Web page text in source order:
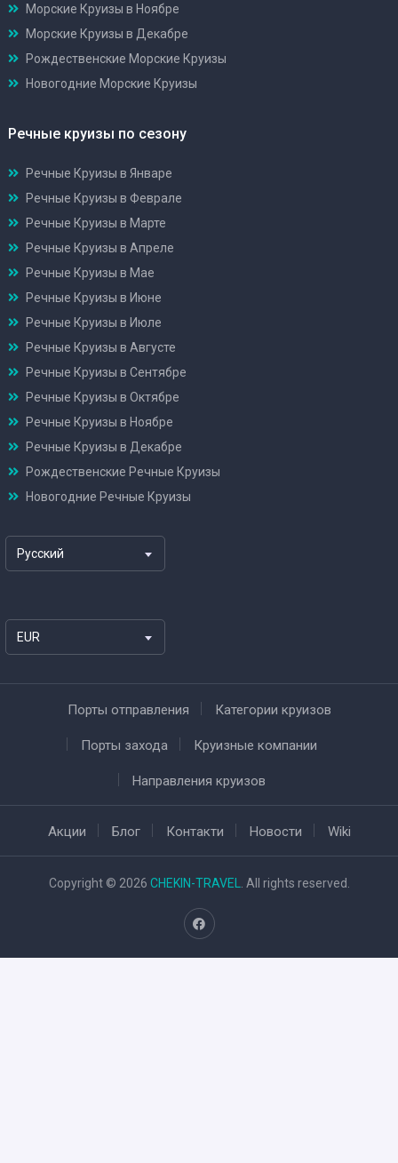
Морские Круизы в Ноябре
Морские Круизы в Декабре
Рождественские Морские Круизы
Новогодние Морские Круизы
Речные круизы по сезону
Речные Круизы в Январе
Речные Круизы в Феврале
Речные Круизы в Марте
Речные Круизы в Апреле
Речные Круизы в Мае
Речные Круизы в Июне
Речные Круизы в Июле
Речные Круизы в Августе
Речные Круизы в Сентябре
Речные Круизы в Октябре
Речные Круизы в Ноябре
Речные Круизы в Декабре
Рождественские Речные Круизы
Новогодние Речные Круизы
Русский
EUR
Порты отправления Категории круизов
Порты захода Круизные компании
Направления круизов
Акции Блог Контакти Новости Wiki
Copyright © 2026 CHEKIN-TRAVEL . All rights reserved.